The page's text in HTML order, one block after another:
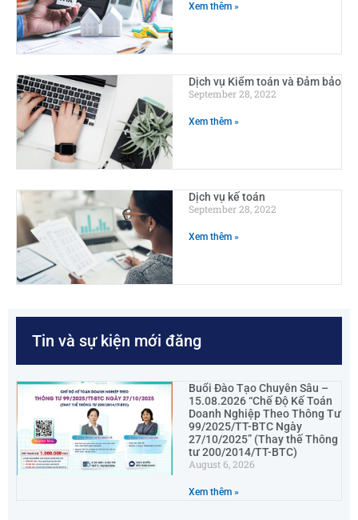
Xem thêm »
Dịch vụ Kiểm toán và Đảm bảo
September 28, 2022
Xem thêm »
Dịch vụ kế toán
September 28, 2022
Xem thêm »
Tin và sự kiện mới đăng
Buổi Đào Tạo Chuyên Sâu –
15.08.2026 “Chế Độ Kế Toán
Doanh Nghiệp Theo Thông Tư
99/2025/TT-BTC Ngày
27/10/2025” (Thay thế Thông
tư 200/2014/TT-BTC)
August 6, 2026
Xem thêm »